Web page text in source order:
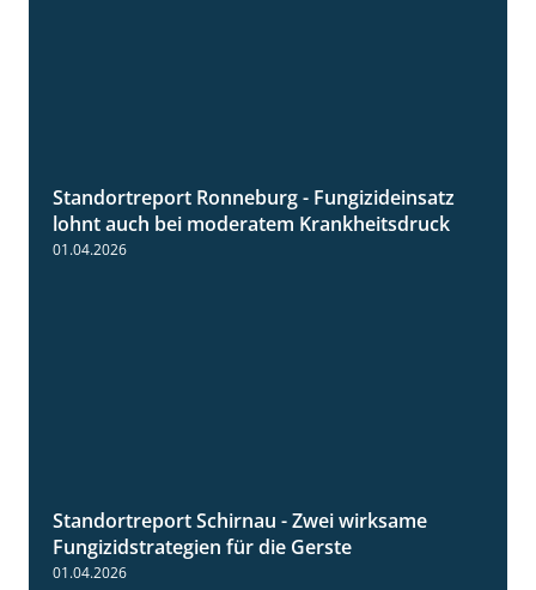
5:04
Standortreport Ronneburg - Fungizideinsatz
lohnt auch bei moderatem Krankheitsdruck
01.04.2026
4:27
Standortreport Schirnau - Zwei wirksame
Fungizidstrategien für die Gerste
01.04.2026